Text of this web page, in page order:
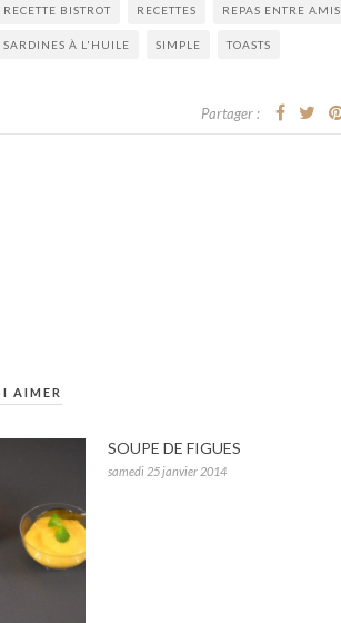
RECETTE BISTROT RECETTES REPAS ENTRE AMIS
SARDINES À L'HUILE SIMPLE TOASTS
Partager :
AIMER
SOUPE DE FIGUES
samedi 25 janvier 2014